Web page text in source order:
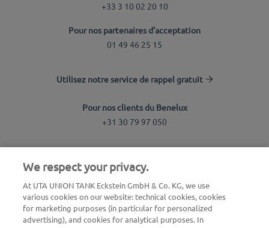
+33 3 10 02 20 10
Pour nos partenaires d’acceptation
01 49 46 25 15
Utilisez notre service de rappel gratuit
Pour nos clients du Benelux
+31 30 79 97 050
Recherche de station
Connexion à l'espace client
À propos d'UTA Edenred
Blog
We respect your privacy.
At UTA UNION TANK Eckstein GmbH & Co. KG, we use
various cookies on our website: technical cookies, cookies
for marketing purposes (in particular for personalized
advertising), and cookies for analytical purposes. In